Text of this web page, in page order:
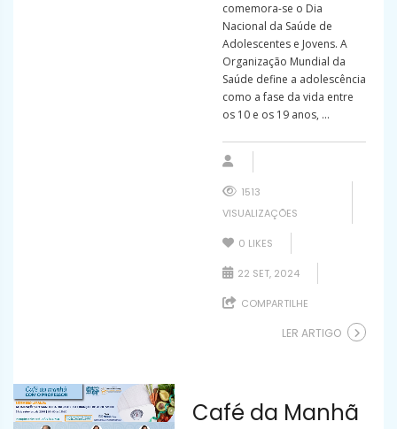
comemora-se o Dia
Nacional da Saúde de
Adolescentes e Jovens. A
Organização Mundial da
Saúde define a adolescência
como a fase da vida entre
os 10 e os 19 anos, ...
1513
VISUALIZAÇÕES
0 LIKES
22 SET, 2024
COMPARTILHE
LER ARTIGO
Café da Manhã